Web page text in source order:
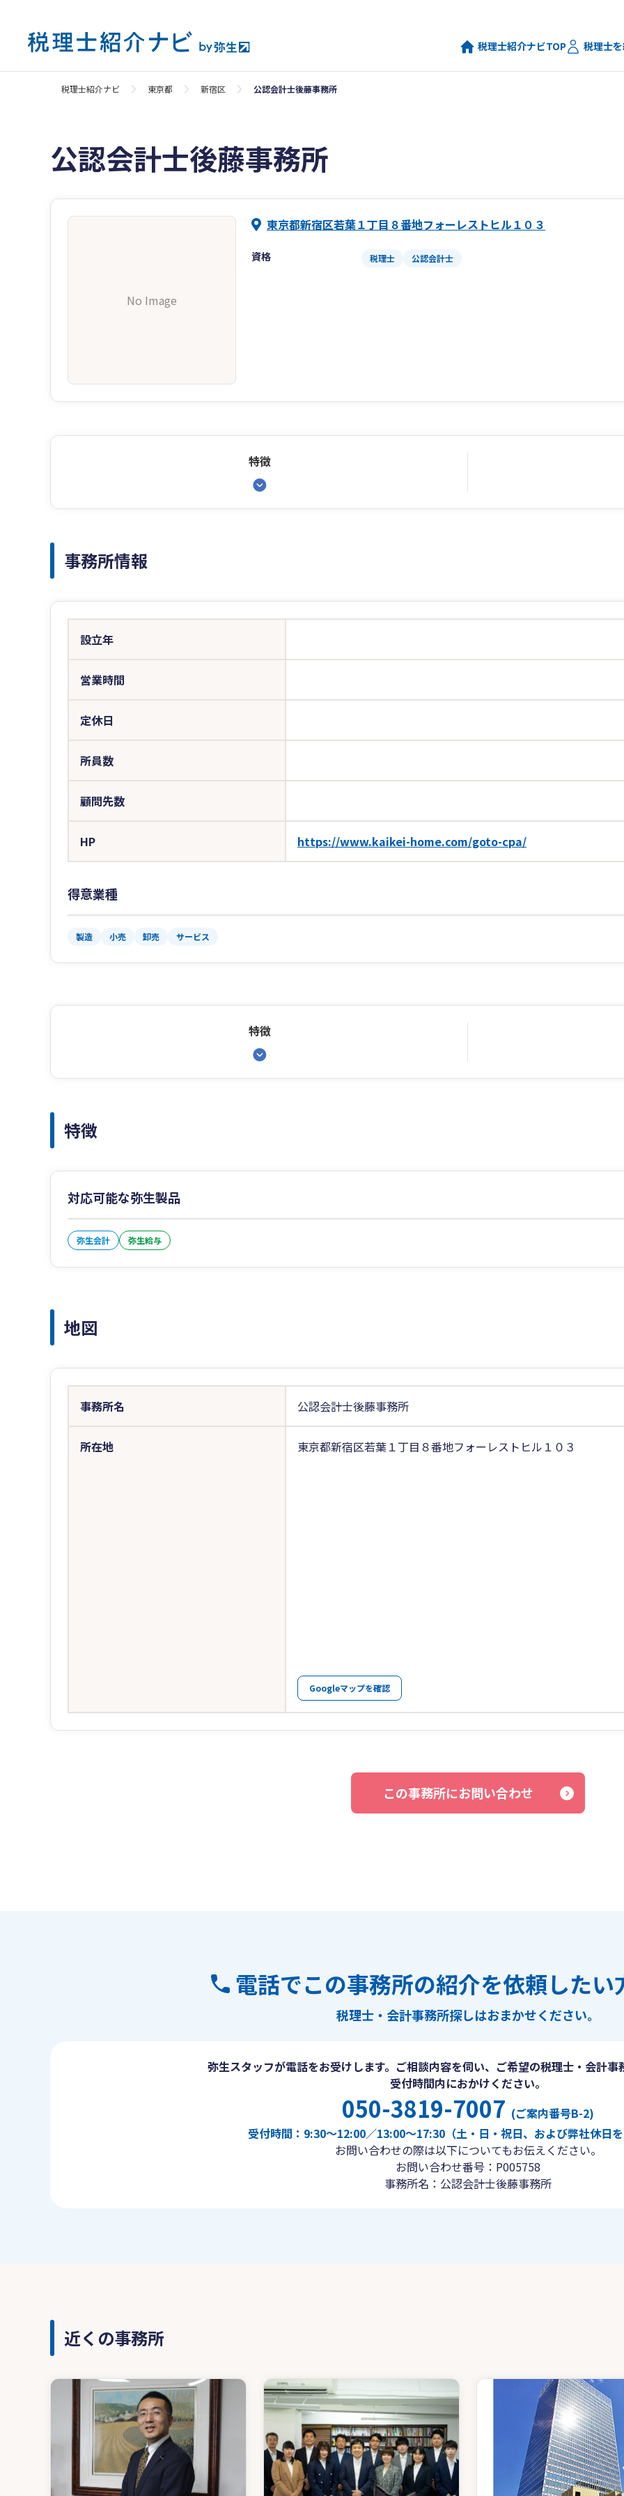
税理士紹介ナビTOP 税理士
税理士紹介ナビ 東京都 新宿区 公認会計士後藤事務所
公認会計士後藤事務所
No Image
東京都新宿区若葉１丁目８番地フォーレストヒル１０３
資格 税理士 公認会計士
特徴
事務所情報
設立年
営業時間
定休日
所員数
顧問先数
HP https://www.kaikei-home.com/goto-cpa/
得意業種
製造 小売 卸売 サービス
特徴
特徴
対応可能な弥生製品
弥生会計 弥生給与
地図
事務所名 公認会計士後藤事務所
所在地 東京都新宿区若葉１丁目８番地フォーレストヒル１０３
Googleマップを確認
この事務所にお問い合わせ
電話でこの事務所の紹介を依頼したい
税理士・会計事務所探しはおまかせください。
弥生スタッフが電話をお受けします。ご相談内容を伺い、ご希望の税理士・会計事
受付時間内におかけください。
050-3819-7007 (ご案内番号B-2)
受付時間：9:30〜12:00／13:00〜17:30（土・日・祝日、および弊社休日
お問い合わせの際は以下についてもお伝えください。
お問い合わせ番号：P005758
事務所名：公認会計士後藤事務所
近くの事務所